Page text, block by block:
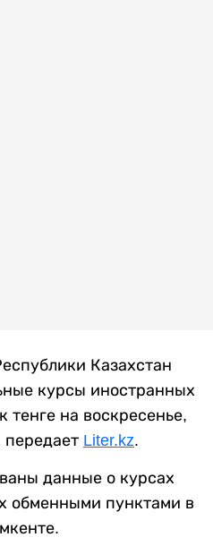
Казахстан
курсы иностранных
на воскресенье,
передает Liter.kz.
данные о курсах
обменными пунктами в